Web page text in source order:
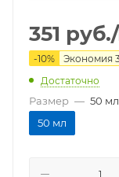
351 руб.
-10% Экономия
Достаточно
Размер — 50 мл
50 мл